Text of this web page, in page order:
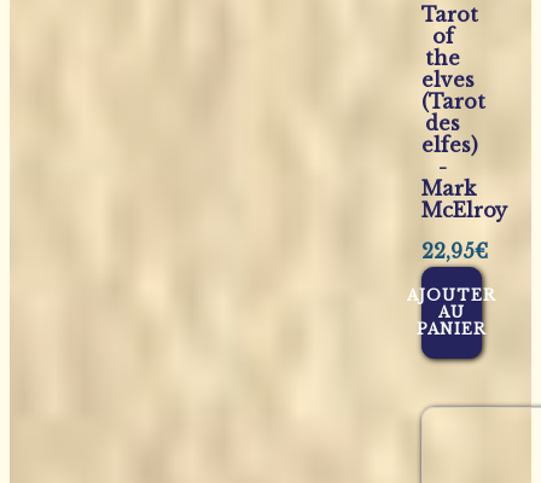
Tarot
of
the
elves
(Tarot
des
elfes)
-
Mark
McElroy
22,95€
AJOUTER
AU
PANIER